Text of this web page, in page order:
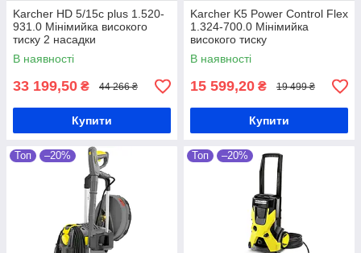
Karcher HD 5/15c plus 1.520-
931.0 Мінімийка високого
тиску 2 насадки
В наявності
33 199,50 ₴ 44 266 ₴
Купити
Karcher K5 Power Control Flex
1.324-700.0 Мінімийка
високого тиску
В наявності
15 599,20 ₴ 19 499 ₴
Купити
Топ –20% Топ –20%